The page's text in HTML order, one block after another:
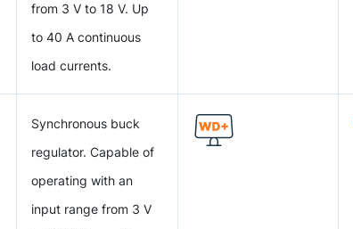
from 3 V to 18 V. Up
to 40 A continuous
load currents.
Synchronous buck
regulator. Capable of
operating with an
input range from 3 V